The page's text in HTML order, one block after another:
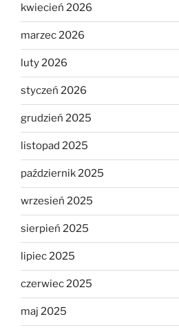
kwiecień 2026
marzec 2026
luty 2026
styczeń 2026
grudzień 2025
listopad 2025
październik 2025
wrzesień 2025
sierpień 2025
lipiec 2025
czerwiec 2025
maj 2025